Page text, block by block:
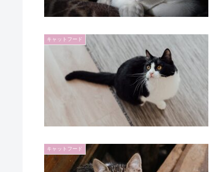
キャットフード
キャットフード